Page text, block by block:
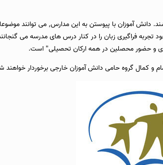
6 مدرسه پذیرای دانش آموزان خارجی می باشند. دانش آموزان با پیوستن به این
فراگیری زبان را در کنار درس های مدرسه می
و حضور محصلین در همه ارکان تحصیلی" است.
کمال گروه حامی دانش آموزان خارجی برخوردار خواهند